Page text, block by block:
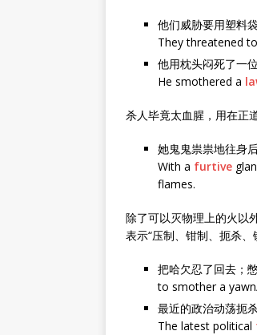
他们威胁要用塑料
They threatened
他用枕头闷死了一
He smothered a
杀人毕竟太血腥，用在正
她鬼鬼祟祟地往身
With a furtive
flames.
除了可以灭物理上的火以
表示“压制、钳制、扼杀、
把哈欠忍了回去；
to smother a
最近的政治动荡扼
The latest political